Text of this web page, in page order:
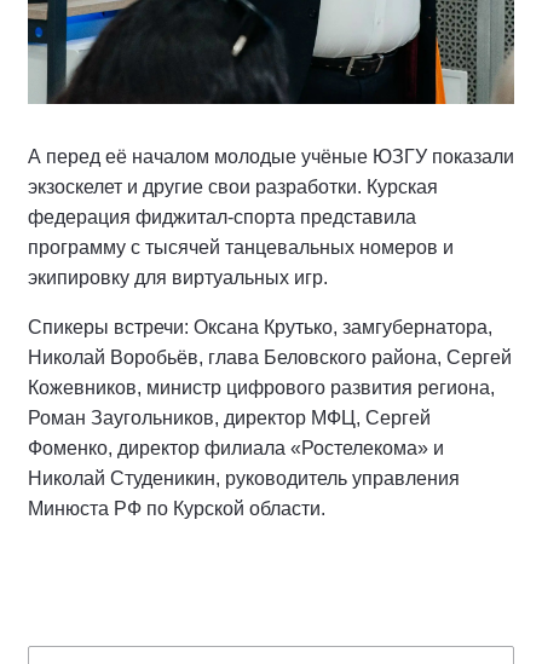
А перед её началом молодые учёные ЮЗГУ показали
экзоскелет и другие свои разработки. Курская
федерация фиджитал-спорта представила
программу с тысячей танцевальных номеров и
экипировку для виртуальных игр.
Спикеры встречи: Оксана Крутько, замгубернатора,
Николай Воробьёв, глава Беловского района, Сергей
Кожевников, министр цифрового развития региона,
Роман Заугольников, директор МФЦ, Сергей
Фоменко, директор филиала «Ростелекома» и
Николай Студеникин, руководитель управления
Минюста РФ по Курской области.